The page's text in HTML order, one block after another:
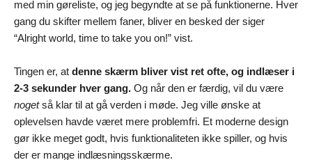
med min gøreliste, og jeg begyndte at se på funktionerne. Hver
gang du skifter mellem faner, bliver en besked der siger
“Alright world, time to take you on!” vist.
Tingen er, at denne skærm bliver vist ret ofte, og indlæser i
2-3 sekunder hver gang. Og når den er færdig, vil du være
nogetså klar til at gå verden i møde. Jeg ville ønske at
oplevelsen havde været mere problemfri. Et moderne design
gør ikke meget godt, hvis funktionaliteten ikke spiller, og hvis
der er mange indlæsningsskærme.